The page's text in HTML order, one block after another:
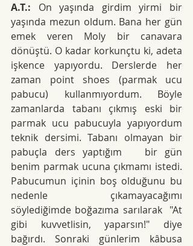
A.T.: On yaşında girdim yirmi bir
yaşında mezun oldum. Bana her gün
emek veren Moly bir canavara
dönüştü. O kadar korkunçtu ki, adeta
işkence yapıyordu. Derslerde her
zaman point shoes (parmak ucu
pabucu) kullanmıyordum. Böyle
zamanlarda tabanı çıkmış eski bir
parmak ucu pabucuyla yapıyordum
teknik dersimi. Tabanı olmayan bir
pabuçla ders yaptığım   bir gün
benim parmak ucuna çıkmamı istedi.
Pabucumun içinin boş olduğunu bu
nedenle çıkamayacağımı
söylediğimde boğazıma sarılarak  "At
gibi kuvvetlisin, yaparsın!" diye
bağırdı. Sonraki günlerim kâbusa